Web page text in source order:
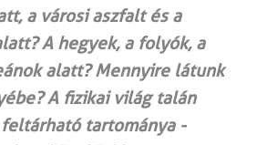
a városi aszfalt és a
A hegyek, a folyók, a
alatt? Mennyire látunk
A fizikai világ talán
tartománya -